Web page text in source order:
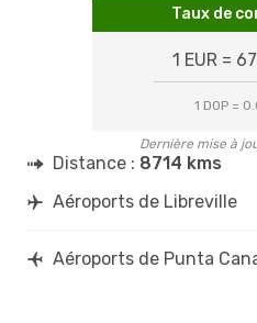
Taux de
1 EUR =
1 DOP =
Dernière mise à
Distance : 8714 kms
Aéroports de Libreville
Aéroports de Punta